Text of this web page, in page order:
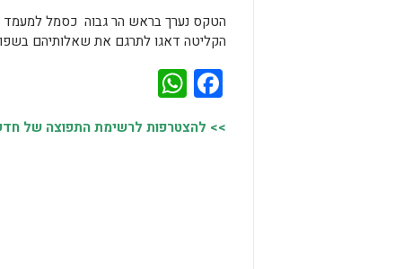
הטקס נערך בראש הר גבוה כסמל למעמד הר
הקליטה דאגו לתרגם את שאלותיהם
Facebook
>> להצטרפות לרשימת התפוצה של